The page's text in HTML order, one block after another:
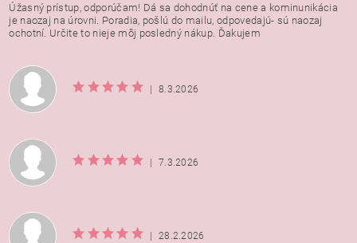
Úžasný prístup, odporúčam! Dá sa dohodnúť na cene a kominunikácia
je naozaj na úrovni. Poradia, pošlú do mailu, odpovedajú- sú naozaj
ochotní. Určite to nieje môj posledný nákup. Ďakujem
| 8.3.2026
| 7.3.2026
| 28.2.2026